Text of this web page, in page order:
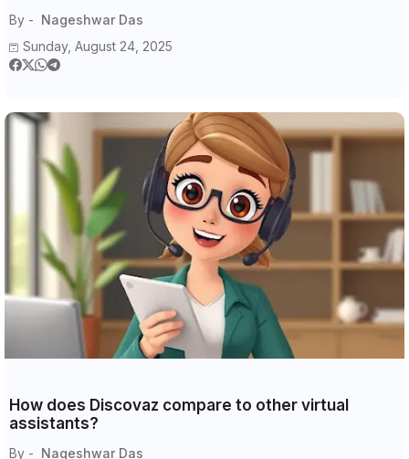
By - Nageshwar Das
Sunday, August 24, 2025
How does Discovaz compare to other virtual
assistants?
By - Nageshwar Das